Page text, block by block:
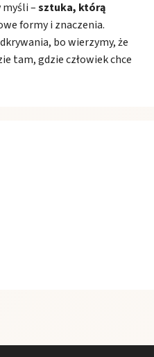
–sztuka, którą
formy i znaczenia.
bo wierzymy, że
tam, gdzie człowiek chce